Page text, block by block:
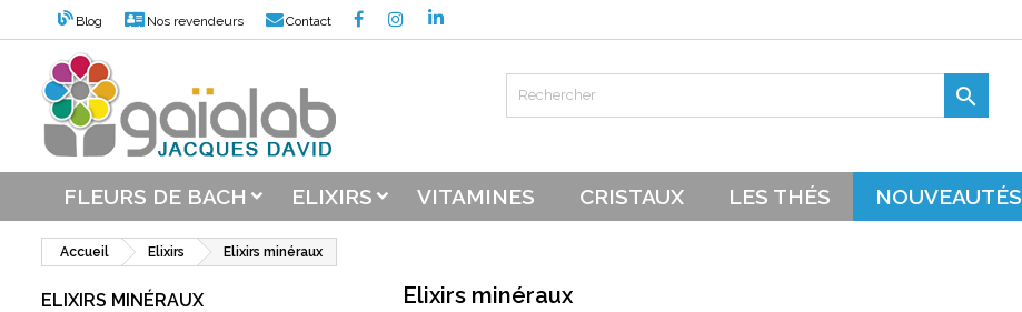
Blog Nos revendeurs Contact

FLEURS DE BACH ELIXIRS VITAMINES CRISTAUX LES THÉS NOUVEAUTÉS
Accueil Elixirs Elixirs minéraux
ELIXIRS MINÉRAUX Elixirs minéraux
Créer une nouvelle liste
((confirmMessage))
((cancelText))
Vous devez être connecté pour ajouter des produits à votre liste d'envies.
Annuler